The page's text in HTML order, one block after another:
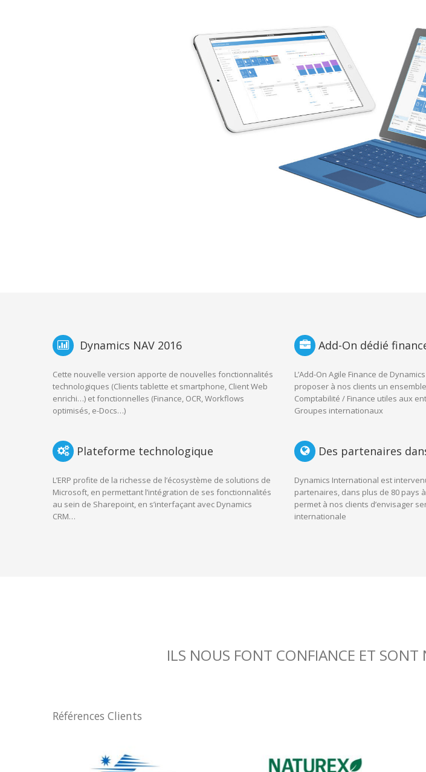
Dynamics NAV 2016
Cette nouvelle version apporte de nouvelles fonctionnalités
technologiques (Clients tablette et smartphone, Client Web
enrichi…) et fonctionnelles (Finance, OCR, Workflows
optimisés, e-Docs…)
Add-On dédié
L’Add-On Agile Finance de
proposer à nos clients un
Comptabilité / Finance utiles aux
Groupes internationaux
Plateforme technologique
L’ERP profite de la richesse de l’écosystème de solutions de
Microsoft, en permettant l’intégration de ses fonctionnalités
au sein de Sharepoint, en s’interfaçant avec Dynamics
CRM…
Des partenaires
Dynamics International est
partenaires, dans plus de 80 pays
permet à nos clients d’envisager
internationale
ILS NOUS FONT CONFIANCE ET SONT
Références Clients